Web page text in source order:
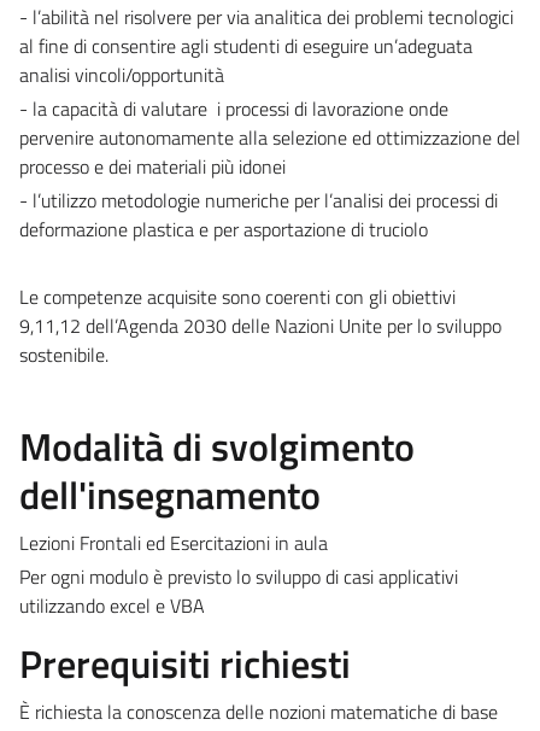
- l’abilità nel risolvere per via analitica dei problemi tecnologici
al fine di consentire agli studenti di eseguire un’adeguata
analisi vincoli/opportunità
- la capacità di valutare i processi di lavorazione onde
pervenire autonomamente alla selezione ed ottimizzazione del
processo e dei materiali più idonei
- l’utilizzo metodologie numeriche per l’analisi dei processi di
deformazione plastica e per asportazione di truciolo
Le competenze acquisite sono coerenti con gli obiettivi
9,11,12 dell’Agenda 2030 delle Nazioni Unite per lo sviluppo
sostenibile.
Modalità di svolgimento
dell'insegnamento
Lezioni Frontali ed Esercitazioni in aula
Per ogni modulo è previsto lo sviluppo di casi applicativi
utilizzando excel e VBA
Prerequisiti richiesti
È richiesta la conoscenza delle nozioni matematiche di base